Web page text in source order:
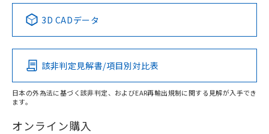
Pb Hg Cd Cr(VI)
O
在庫等で未対応品が混在する可能性があります。
この製品の規格認証/適合状況ページへ
その他の認証はこちらのページからご検索ください
3D CADデータ
該非判定見解書/項目別対比表
日本の外為法に基づく該非判定、およびEAR再輸出規制に関する見解が入手でき
ます。
オンライン購入